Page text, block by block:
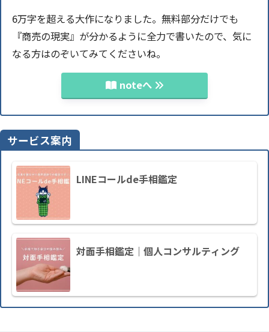
6万字を超える大作になりました。無料部分だけでも
『商売の現実』が分かるように全力で書いたので、気に
なる方はのぞいてみてくださいね。
noteへ
サービス案内
LINEコールde手相鑑定
対面手相鑑定｜個人コンサルティング